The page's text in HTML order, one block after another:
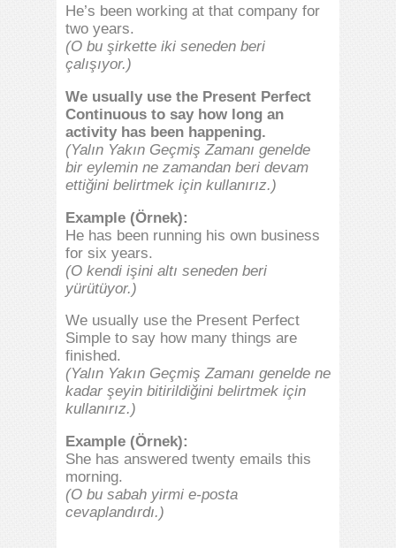
He’s been working at that company for
two years.
(O bu şirkette iki seneden beri
çalışıyor.)
We usually use the Present Perfect
Continuous to say how long an
activity has been happening.
(Yalın Yakın Geçmiş Zamanı genelde
bir eylemin ne zamandan beri devam
ettiğini belirtmek için kullanırız.)
Example (Örnek):
He has been running his own business
for six years.
(O kendi işini altı seneden beri
yürütüyor.)
We usually use the Present Perfect
Simple to say how many things are
finished.
(Yalın Yakın Geçmiş Zamanı genelde ne
kadar şeyin bitirildiğini belirtmek için
kullanırız.)
Example (Örnek):
She has answered twenty emails this
morning.
(O bu sabah yirmi e-posta
cevaplandırdı.)